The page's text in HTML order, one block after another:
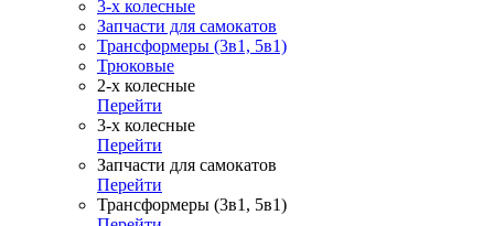
3-х колесные
Запчасти для самокатов
Трансформеры (3в1, 5в1)
Трюковые
2-х колесные
Перейти
3-х колесные
Перейти
Запчасти для самокатов
Перейти
Трансформеры (3в1, 5в1)